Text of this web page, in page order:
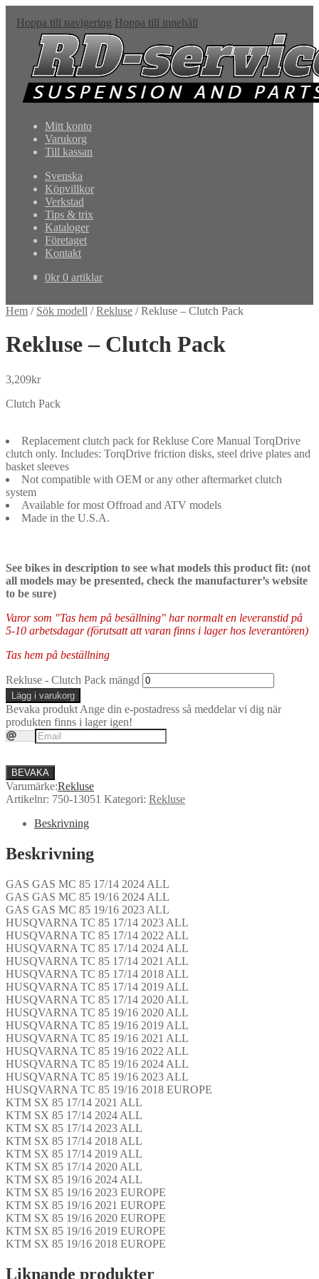
Hoppa till navigering Hoppa till innehåll
Mitt konto
Varukorg
Till kassan
Svenska
Köpvillkor
Verkstad
Tips & trix
Kataloger
Företaget
Kontakt
0kr 0 artiklar
Hem / Sök modell /Rekluse /Rekluse – Clutch Pack
Rekluse – Clutch Pack
3,209kr
Clutch Pack
Replacement clutch pack for Rekluse Core Manual TorqDrive
clutch only. Includes: TorqDrive friction disks, steel drive plates and
basket sleeves
Not compatible with OEM or any other aftermarket clutch
system
Available for most Offroad and ATV models
Made in the U.S.A.
See bikes in description to see what models this product fit: (not
all models may be presented, check the manufacturer’s website
to be sure)
Varor som "Tas hem på besällning" har normalt en leveranstid på
5-10 arbetsdagar (förutsatt att varan finns i lager hos leverantören)
Tas hem på beställning
Rekluse - Clutch Pack mängd
Lägg i varukorg
Bevaka produkt Ange din e-postadress så meddelar vi dig när
produkten finns i lager igen!
BEVAKA
Varumärke:Rekluse
Artikelnr: 750-13051 Kategori: Rekluse
Beskrivning
Beskrivning
GAS GAS MC 85 17/14 2024 ALL
GAS GAS MC 85 19/16 2024 ALL
GAS GAS MC 85 19/16 2023 ALL
HUSQVARNA TC 85 17/14 2023 ALL
HUSQVARNA TC 85 17/14 2022 ALL
HUSQVARNA TC 85 17/14 2024 ALL
HUSQVARNA TC 85 17/14 2021 ALL
HUSQVARNA TC 85 17/14 2018 ALL
HUSQVARNA TC 85 17/14 2019 ALL
HUSQVARNA TC 85 17/14 2020 ALL
HUSQVARNA TC 85 19/16 2020 ALL
HUSQVARNA TC 85 19/16 2019 ALL
HUSQVARNA TC 85 19/16 2021 ALL
HUSQVARNA TC 85 19/16 2022 ALL
HUSQVARNA TC 85 19/16 2024 ALL
HUSQVARNA TC 85 19/16 2023 ALL
HUSQVARNA TC 85 19/16 2018 EUROPE
KTM SX 85 17/14 2021 ALL
KTM SX 85 17/14 2024 ALL
KTM SX 85 17/14 2023 ALL
KTM SX 85 17/14 2018 ALL
KTM SX 85 17/14 2019 ALL
KTM SX 85 17/14 2020 ALL
KTM SX 85 19/16 2024 ALL
KTM SX 85 19/16 2023 EUROPE
KTM SX 85 19/16 2021 EUROPE
KTM SX 85 19/16 2020 EUROPE
KTM SX 85 19/16 2019 EUROPE
KTM SX 85 19/16 2018 EUROPE
Liknande produkter